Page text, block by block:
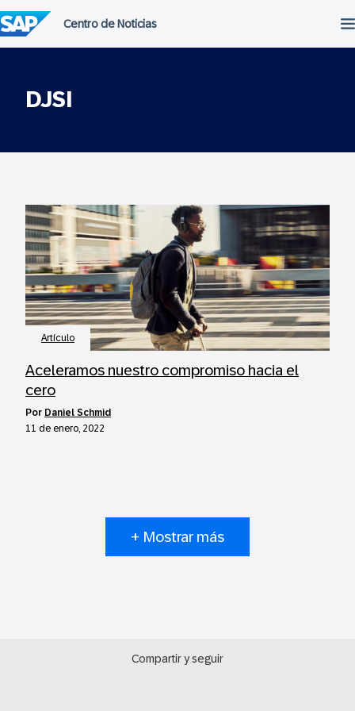
al
contenido
DJSI
Artículo
Aceleramos nuestro compromiso hacia el
cero
por Daniel Schmid
11 de enero, 2022
+ Mostrar más
Compartir y seguir